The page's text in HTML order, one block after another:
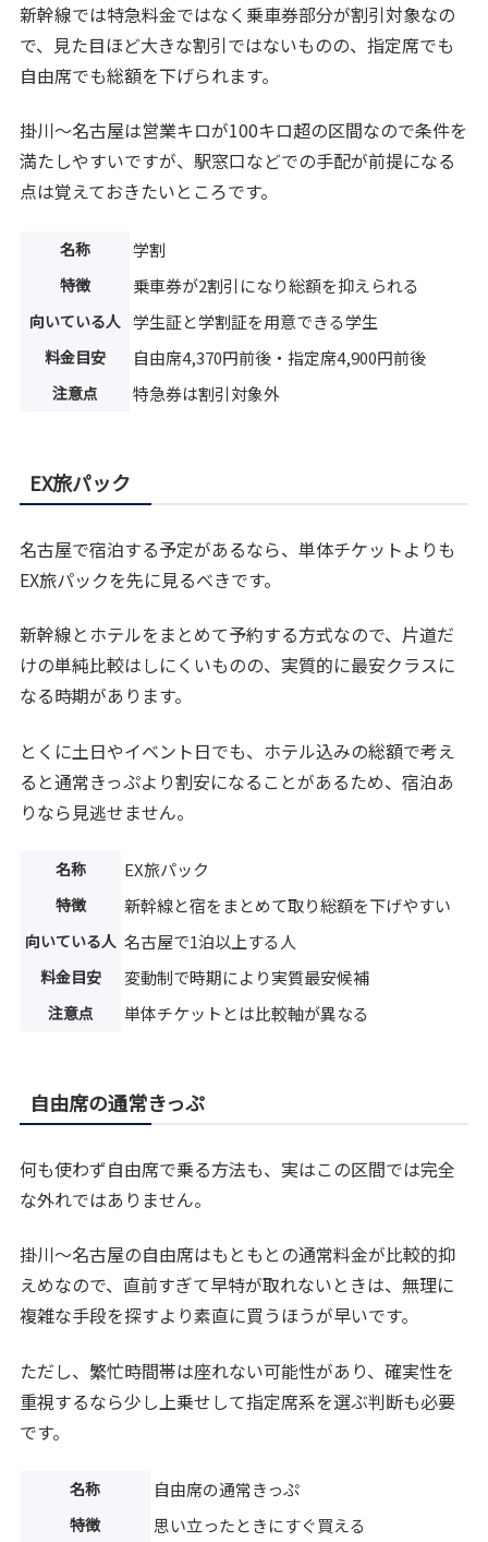
新幹線では特急料金ではなく乗車券部分が割引対象なの
で、見た目ほど大きな割引ではないものの、指定席でも
自由席でも総額を下げられます。
掛川〜名古屋は営業キロが100キロ超の区間なので条件を
満たしやすいですが、駅窓口などでの手配が前提になる
点は覚えておきたいところです。
名称 学割
特徴 乗車券が2割引になり総額を抑えられる
向いている人 学生証と学割証を用意できる学生
料金目安 自由席4,370円前後・指定席4,900円前後
注意点 特急券は割引対象外
EX旅パック
名古屋で宿泊する予定があるなら、単体チケットよりも
EX旅パックを先に見るべきです。
新幹線とホテルをまとめて予約する方式なので、片道だ
けの単純比較はしにくいものの、実質的に最安クラスに
なる時期があります。
とくに土日やイベント日でも、ホテル込みの総額で考え
ると通常きっぷより割安になることがあるため、宿泊あ
りなら見逃せません。
名称 EX旅パック
特徴 新幹線と宿をまとめて取り総額を下げやすい
向いている人 名古屋で1泊以上する人
料金目安 変動制で時期により実質最安候補
注意点 単体チケットとは比較軸が異なる
自由席の通常きっぷ
何も使わず自由席で乗る方法も、実はこの区間では完全
な外れではありません。
掛川〜名古屋の自由席はもともとの通常料金が比較的抑
えめなので、直前すぎて早特が取れないときは、無理に
複雑な手段を探すより素直に買うほうが早いです。
ただし、繁忙時間帯は座れない可能性があり、確実性を
重視するなら少し上乗せして指定席系を選ぶ判断も必要
です。
名称 自由席の通常きっぷ
特徴 思い立ったときにすぐ買える